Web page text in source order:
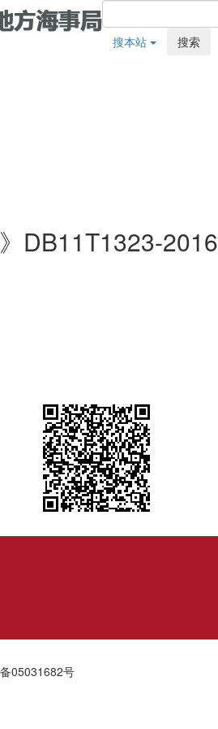
搜本站 搜索
DB11T1323-2016
05031682号